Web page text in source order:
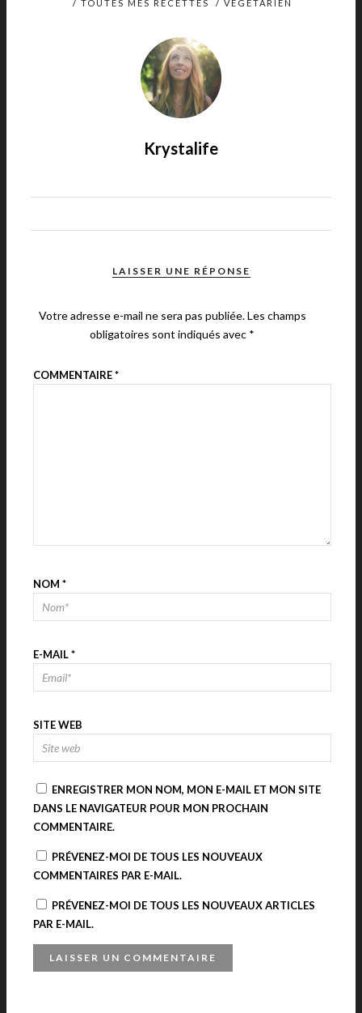
/ TOUTES MES RECETTES / VÉGÉTARIEN
Krystalife
LAISSER UNE RÉPONSE
Votre adresse e-mail ne sera pas publiée.Les champs
obligatoires sont indiqués avec *
COMMENTAIRE*
NOM *
E-MAIL*
SITE WEB
ENREGISTRER MON NOM, MON E-MAIL ET MON SITE
DANS LE NAVIGATEUR POUR MON PROCHAIN
COMMENTAIRE.
PRÉVENEZ-MOI DE TOUS LES NOUVEAUX
COMMENTAIRES PAR E-MAIL.
PRÉVENEZ-MOI DE TOUS LES NOUVEAUX ARTICLES
PAR E-MAIL.